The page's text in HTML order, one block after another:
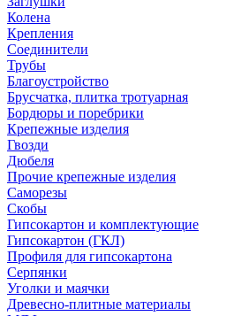
Колена
Крепления
Соединители
Трубы
Благоустройство
Брусчатка, плитка тротуарная
Бордюры и поребрики
Крепежные изделия
Гвозди
Дюбеля
Прочие крепежные изделия
Саморезы
Скобы
Гипсокартон и комплектующие
Гипсокартон (ГКЛ)
Профиля для гипсокартона
Серпянки
Уголки и маячки
Древесно-плитные материалы